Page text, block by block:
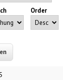
Order